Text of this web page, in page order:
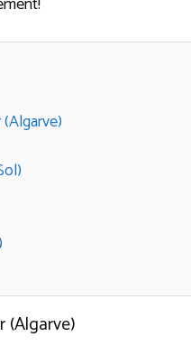
(Algarve)